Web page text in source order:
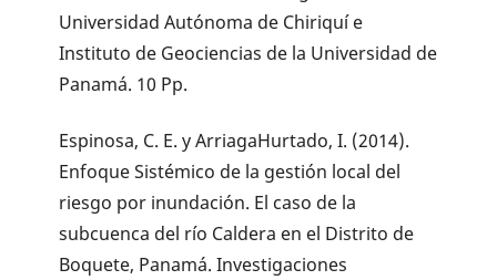
Universidad Autónoma de Chiriquí e
Instituto de Geociencias de la Universidad de
Panamá. 10 Pp.
Espinosa, C. E. y ArriagaHurtado, I. (2014).
Enfoque Sistémico de la gestión local del
riesgo por inundación. El caso de la
subcuenca del río Caldera en el Distrito de
Boquete, Panamá. Investigaciones